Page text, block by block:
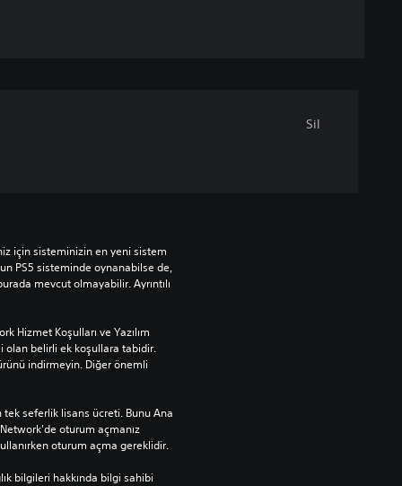
Sil
için sisteminizin en yeni sistem
PS5 sisteminde oynanabilse de,
mevcut olmayabilir. Ayrıntılı
Hizmet Koşulları ve Yazılım
olan belirli ek koşullara tabidir.
indirmeyin. Diğer önemli
seferlik lisans ücreti. Bunu Ana
oturum açmanız
oturum açma gereklidir.
bilgileri hakkında bilgi sahibi